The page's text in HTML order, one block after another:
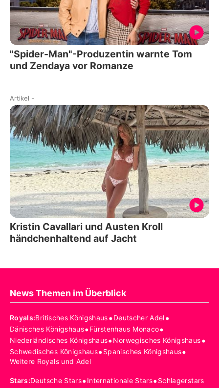
"Spider-Man"-Produzentin warnte Tom
und Zendaya vor Romanze
Artikel -
Kristin Cavallari und Austen Kroll
händchenhaltend auf Jacht
News Themen im Überblick
Royals:Britisches Königshaus•Deutscher Adel•
Dänisches Königshaus•Fürstenhaus Monaco•
Niederländisches Königshaus•Norwegisches Königshaus•
Schwedisches Königshaus•Spanisches Königshaus•
Weitere Royals und Adel
Stars:Deutsche Stars•Internationale Stars•Schlagerstars